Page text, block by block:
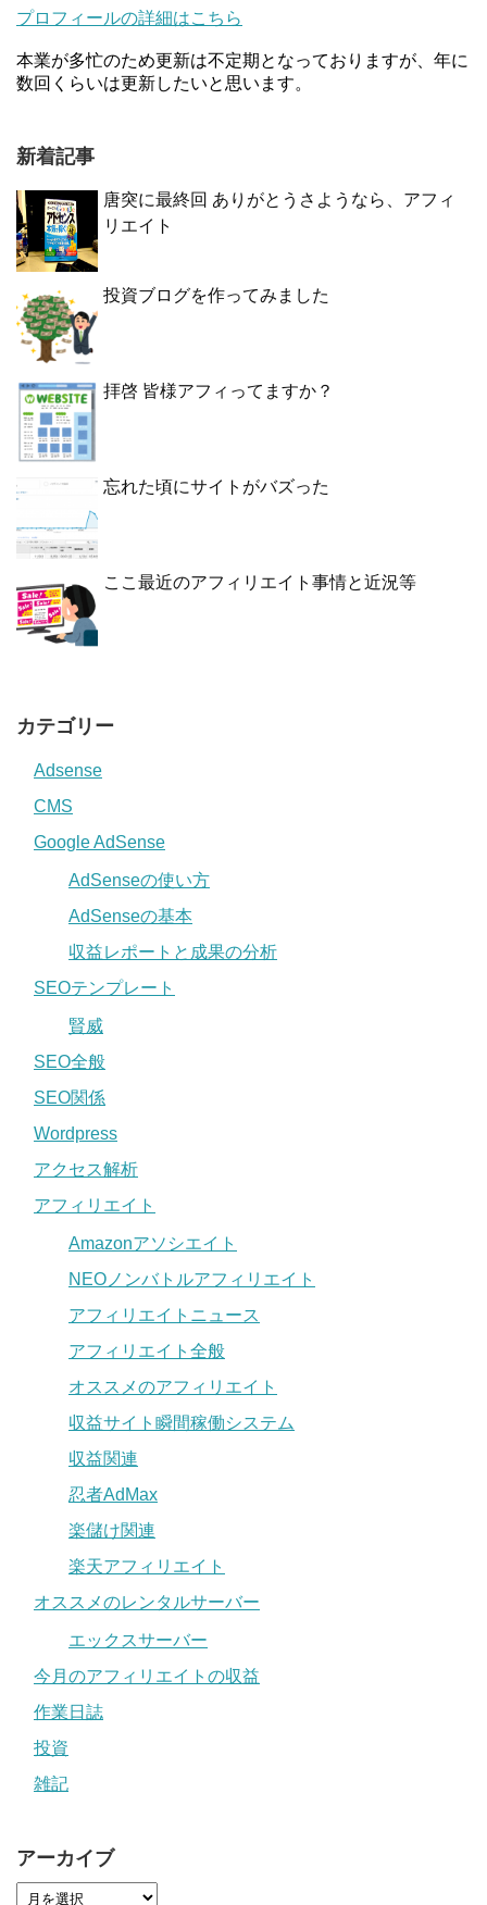
プロフィールの詳細はこちら
本業が多忙のため更新は不定期となっておりますが、年に
数回くらいは更新したいと思います。
新着記事
唐突に最終回 ありがとうさようなら、アフィ
リエイト
投資ブログを作ってみました
拝啓 皆様アフィってますか？
忘れた頃にサイトがバズった
ここ最近のアフィリエイト事情と近況等
カテゴリー
Adsense
CMS
Google AdSense
AdSenseの使い方
AdSenseの基本
収益レポートと成果の分析
SEOテンプレート
賢威
SEO全般
SEO関係
Wordpress
アクセス解析
アフィリエイト
Amazonアソシエイト
NEOノンバトルアフィリエイト
アフィリエイトニュース
アフィリエイト全般
オススメのアフィリエイト
収益サイト瞬間稼働システム
収益関連
忍者AdMax
楽儲け関連
楽天アフィリエイト
オススメのレンタルサーバー
エックスサーバー
今月のアフィリエイトの収益
作業日誌
投資
雑記
アーカイブ